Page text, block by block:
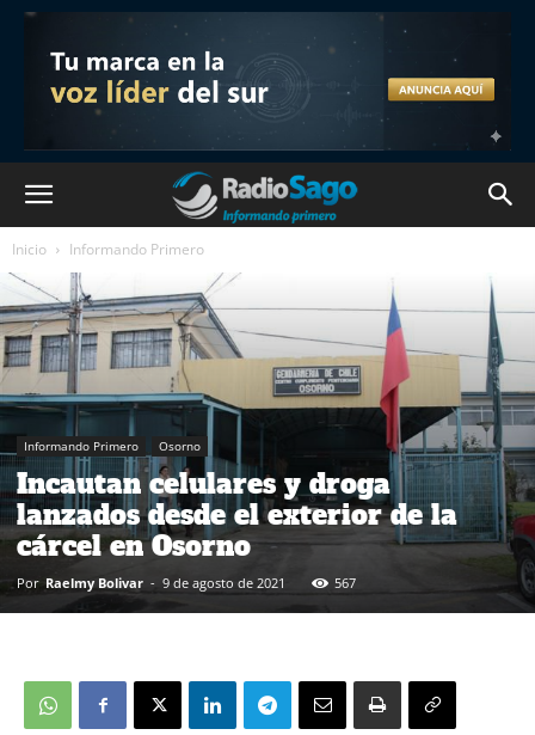
Inicio Informando Primero
Informando Primero Osorno
Incautan celulares y droga
lanzados desde el exterior de la
cárcel en Osorno
Por Raelmy Bolivar - 9 de agosto de 2021 567